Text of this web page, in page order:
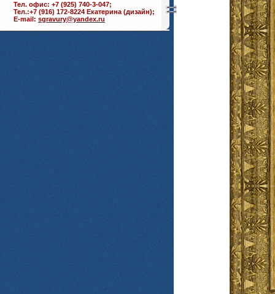
Тел. офис: +7 (925) 740-3-047;
Тел.:+7 (916) 172-8224 Екатерина (дизайн);
E-mail: sgravury@yandex.ru